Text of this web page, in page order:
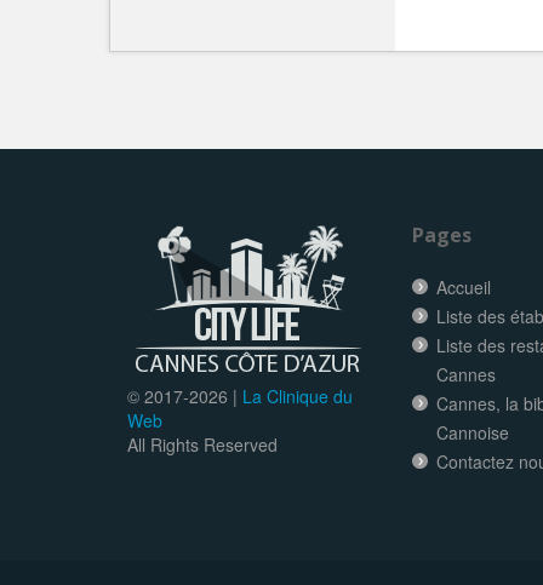
© 2017-2026 | La Clinique du
Web
All Rights Reserved
Pages
Accueil
Liste des
Liste des
Cannes
Cannes, la
Cannoise
Contactez